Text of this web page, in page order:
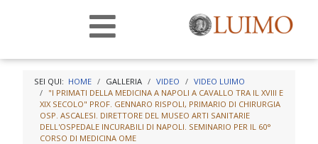
SEI QUI: HOME GALLERIA VIDEO
VIDEO LUIMO
"I PRIMATI DELLA MEDICINA A NAPOLI A CAVALLO TRA IL XVIII E
XIX SECOLO" PROF. GENNARO RISPOLI, PRIMARIO DI CHIRURGIA
OSP. ASCALESI. DIRETTORE DEL MUSEO ARTI SANITARIE
DELL'OSPEDALE INCURABILI DI NAPOLI. SEMINARIO PER IL 60°
CORSO DI MEDICINA OME